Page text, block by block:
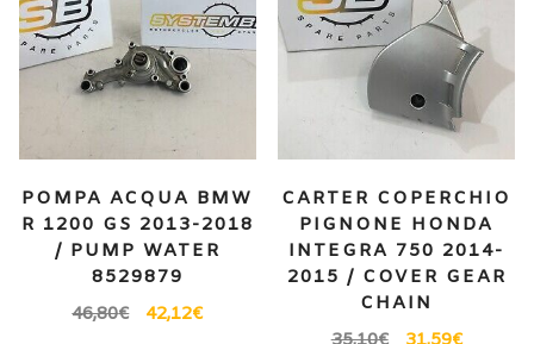
POMPA ACQUA BMW
R 1200 GS 2013-2018
/ PUMP WATER
8529879
46,80€ 42,12€
CARTER COPERCHIO
PIGNONE HONDA
INTEGRA 750 2014-
2015 / COVER GEAR
CHAIN